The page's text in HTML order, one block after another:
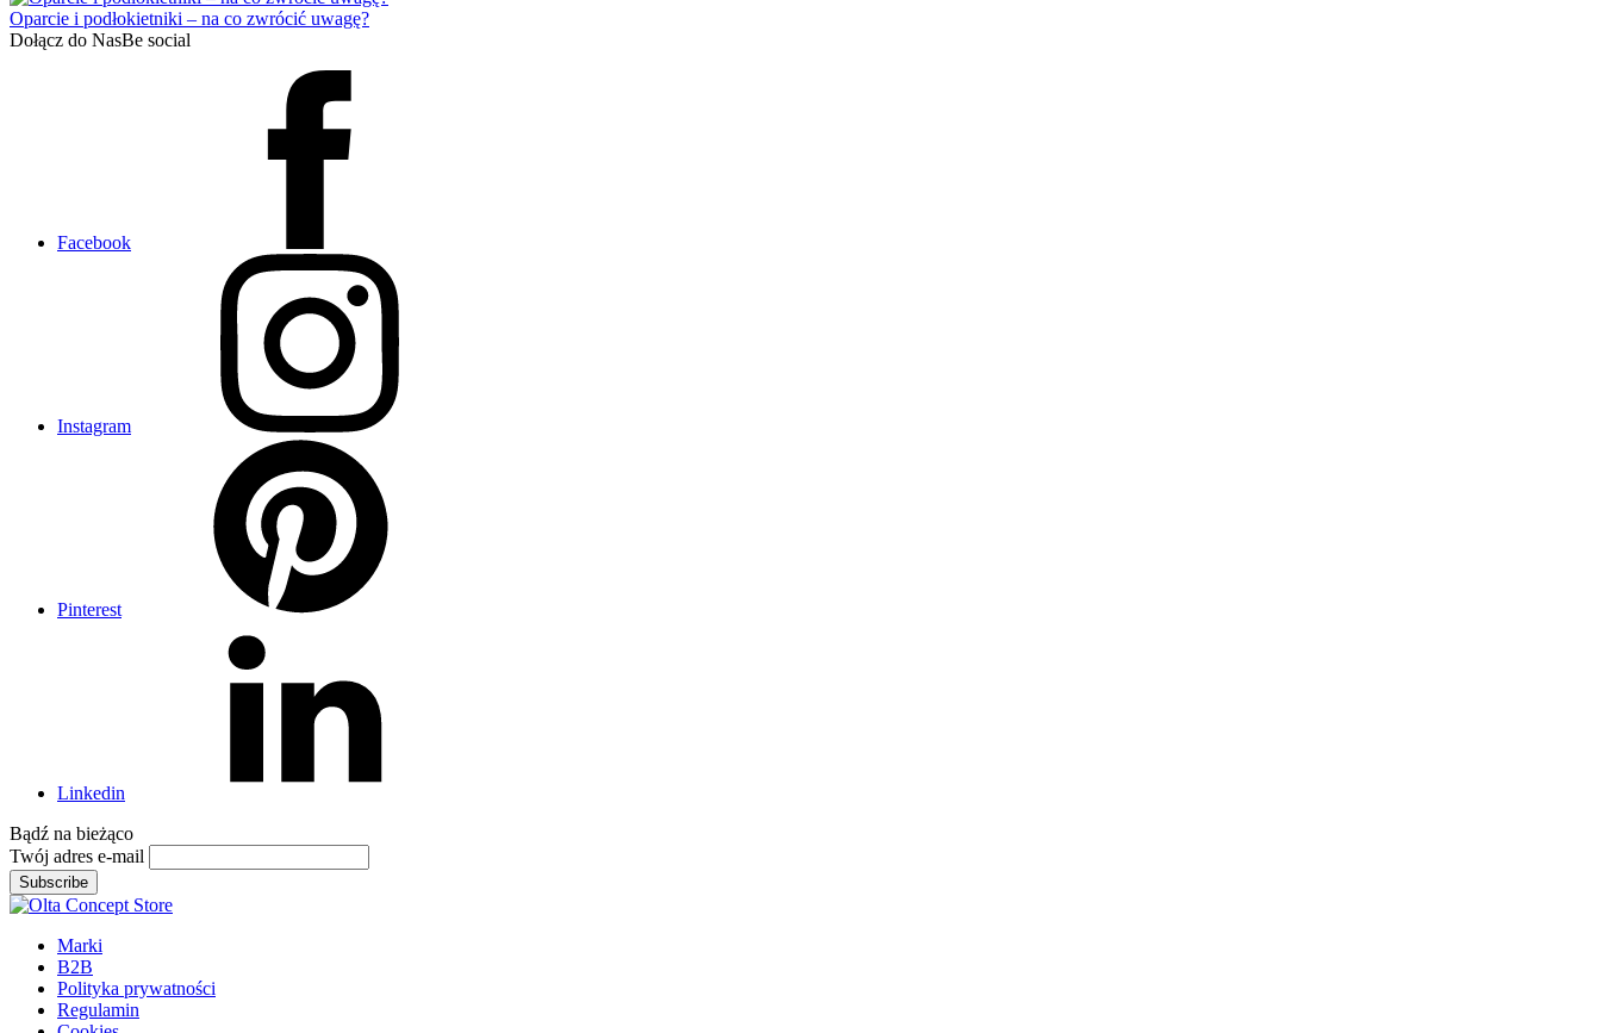
Oparcie i podłokietniki – na co zwrócić uwagę?
Dołącz do NasBe social
Facebook
Instagram
Pinterest
Linkedin
Bądź na bieżąco
Twój adres e-mail
Subscribe
Marki
B2B
Polityka prywatności
Regulamin